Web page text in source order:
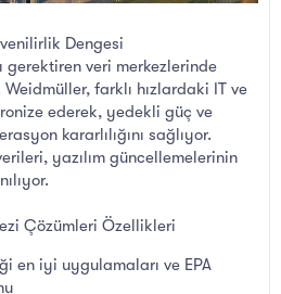
Dengesi
gerektiren veri merkezlerinde
farklı hızlardaki IT ve
ederek, yedekli güç ve
kararlılığını sağlıyor.
yazılım güncellemelerinin
Çözümleri Özellikleri
en iyi uygulamaları ve EPA